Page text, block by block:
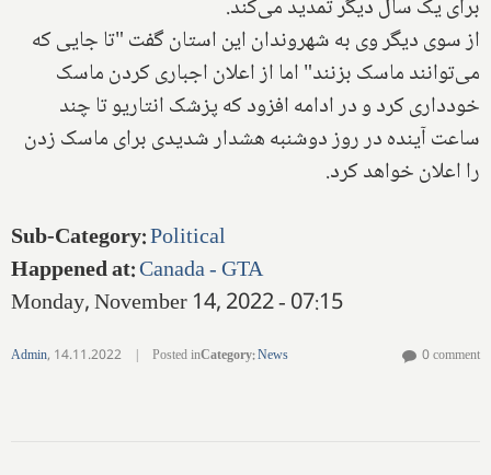
برای یک سال دیگر تمدید می‌کند.
از سوی دیگر وی به شهروندان این استان گفت "تا جایی که
می‌توانند ماسک بزنند" اما از اعلان اجباری کردن ماسک
خودداری کرد و در ادامه افزود که پزشک انتاریو تا چند
ساعت آینده در روز دوشنبه هشدار شدیدی برای ماسک زدن
را اعلان خواهد کرد.
Sub-Category:Political
Happened at:Canada - GTA
Monday, November 14, 2022 - 07:15
Admin, 14.11.2022 | Posted inCategory:News 0 comment